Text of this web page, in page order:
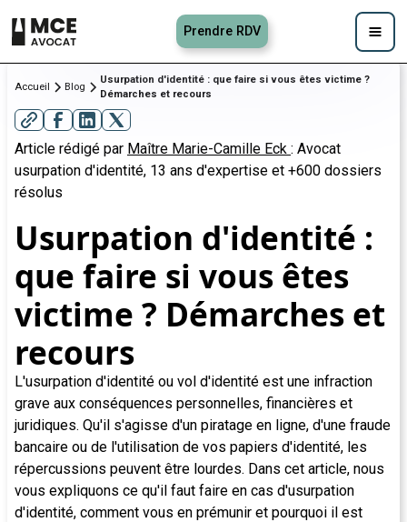
Prendre RDV
Accueil Blog
Usurpation d'identité : que faire si vous êtes victime ?
Démarches et recours
Article rédigé par Maître Marie-Camille Eck : Avocat
usurpation d'identité, 13 ans d'expertise et +600 dossiers
résolus
Usurpation d'identité :
que faire si vous êtes
victime ? Démarches et
recours
L'usurpation d'identité ou vol d'identité est une infraction
grave aux conséquences personnelles, financières et
juridiques. Qu'il s'agisse d'un piratage en ligne, d'une fraude
bancaire ou de l'utilisation de vos papiers d'identité, les
répercussions peuvent être lourdes. Dans cet article, nous
vous expliquons ce qu'il faut faire en cas d'usurpation
d'identité, comment vous en prémunir et pourquoi il est